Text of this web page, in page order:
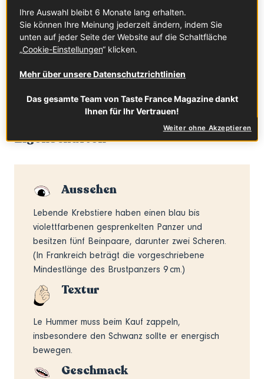
Festtafel fehlen. Um die Erneuerung der Bestände zu
gewährleisten, müssen die vorzugsweise mithilfe von
Fangkörben an der zerklüfteten Atlantikküste eingeholten
Krebstiere eine Mindestgröße aufweisen. Bevor sie die
500 g (manche Exemplare bringen es bis zu mehreren
zehn Jahre – ein stattliches Alter also!
Eigenschaften
Aussehen
Lebende Krebstiere haben einen blau bis
violettfarbenen gesprenkelten Panzer und
besitzen fünf Beinpaare, darunter zwei Scheren.
(In Frankreich beträgt die vorgeschriebene
Mindestlänge des Brustpanzers 9 cm.)
Textur
Le Hummer muss beim Kauf zappeln,
insbesondere den Schwanz sollte er energisch
bewegen.
Geschmack
Ihre Auswahl bleibt 6 Monate lang erhalten.
Sie können Ihre Meinung jederzeit ändern, indem Sie
unten auf jeder Seite der Website auf die Schaltfläche
„Cookie-Einstellungen“ klicken.
Mehr über unsere Datenschutzrichtlinien
Das gesamte Team von Taste France Magazine dankt
Ihnen für Ihr Vertrauen!
Weiter ohne Akzeptieren